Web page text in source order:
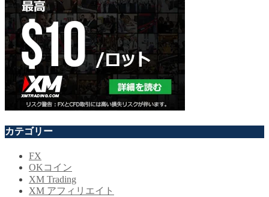
カテゴリー
FX
OKコイン
XM Trading
XM アフィリエイト